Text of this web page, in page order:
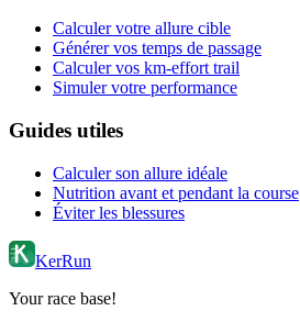
Calculer votre allure cible
Générer vos temps de passage
Calculer vos km-effort trail
Simuler votre performance
Guides utiles
Calculer son allure idéale
Nutrition avant et pendant la course
Éviter les blessures
KerRun
Your race base!